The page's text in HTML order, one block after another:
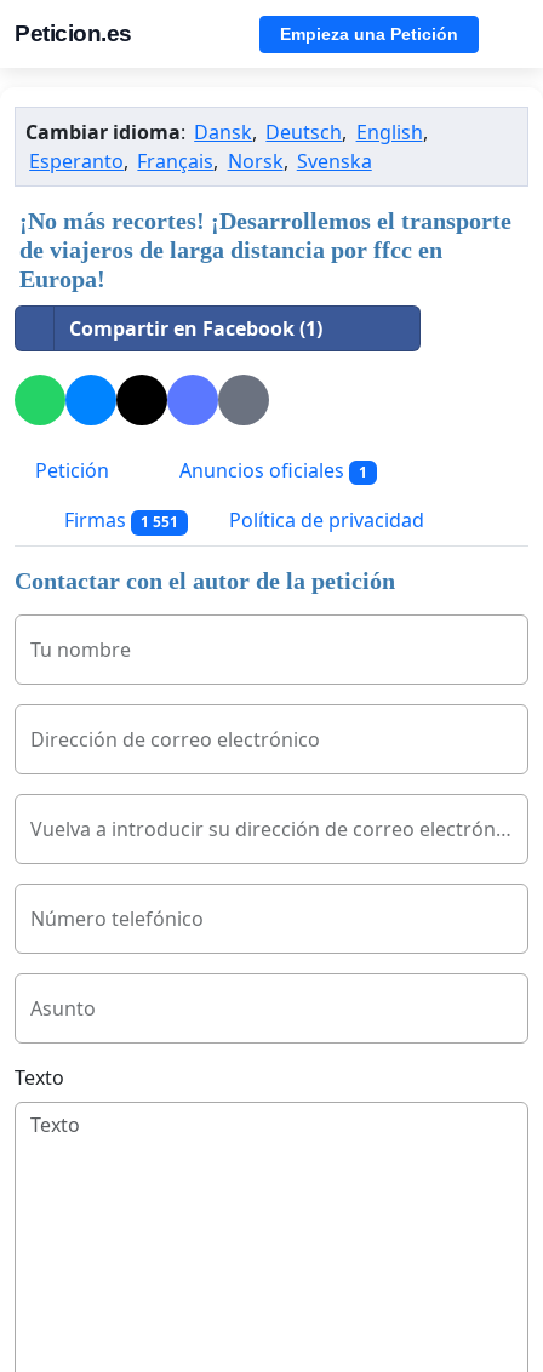
Peticion.es Empieza una Petición
Cambiar idioma: Dansk, Deutsch, English,
Esperanto, Français, Norsk, Svenska
¡No más recortes! ¡Desarrollemos el transporte
de viajeros de larga distancia por ffcc en
Europa!
Compartir en Facebook (1)
Petición Anuncios oficiales 1
Firmas 1 551 Política de privacidad
Contactar con el autor de la petición
Tu nombre
Dirección de correo electrónico
Vuelva a introducir su dirección de correo electrónico
Número telefónico
Asunto
Texto